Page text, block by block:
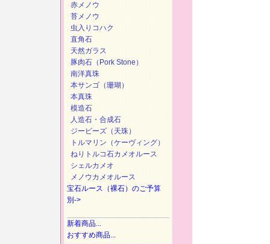
赤メノウ
苔メノウ
虫入りコハク
直角石
天然ガラス
豚肉石（Pork Stone）
南洋真珠
本サンゴ（珊瑚）
本真珠
模造石
人造石・合成石
ジービーズ（天珠）
トルマリン（ケーヴィング）
ねりトルコ石カメオルース
シェルカメオ
メノウカメオルース
宝石ルース（裸石）のご予算
別->
新着商品...
おすすめ商品...